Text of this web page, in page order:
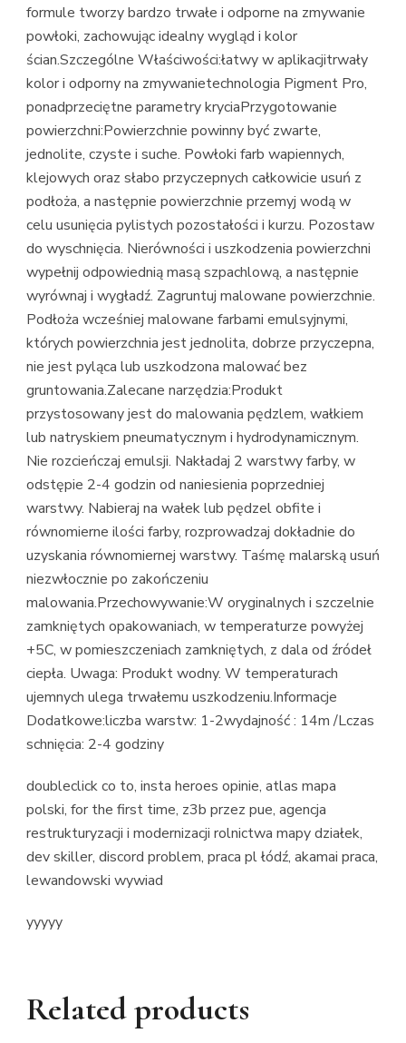
formule tworzy bardzo trwałe i odporne na zmywanie
powłoki, zachowując idealny wygląd i kolor
ścian.Szczególne Właściwości:łatwy w aplikacjitrwały
kolor i odporny na zmywanietechnologia Pigment Pro,
ponadprzeciętne parametry kryciaPrzygotowanie
powierzchni:Powierzchnie powinny być zwarte,
jednolite, czyste i suche. Powłoki farb wapiennych,
klejowych oraz słabo przyczepnych całkowicie usuń z
podłoża, a następnie powierzchnie przemyj wodą w
celu usunięcia pylistych pozostałości i kurzu. Pozostaw
do wyschnięcia. Nierówności i uszkodzenia powierzchni
wypełnij odpowiednią masą szpachlową, a następnie
wyrównaj i wygładź. Zagruntuj malowane powierzchnie.
Podłoża wcześniej malowane farbami emulsyjnymi,
których powierzchnia jest jednolita, dobrze przyczepna,
nie jest pyląca lub uszkodzona malować bez
gruntowania.Zalecane narzędzia:Produkt
przystosowany jest do malowania pędzlem, wałkiem
lub natryskiem pneumatycznym i hydrodynamicznym.
Nie rozcieńczaj emulsji. Nakładaj 2 warstwy farby, w
odstępie 2-4 godzin od naniesienia poprzedniej
warstwy. Nabieraj na wałek lub pędzel obfite i
równomierne ilości farby, rozprowadzaj dokładnie do
uzyskania równomiernej warstwy. Taśmę malarską usuń
niezwłocznie po zakończeniu
malowania.Przechowywanie:W oryginalnych i szczelnie
zamkniętych opakowaniach, w temperaturze powyżej
+5C, w pomieszczeniach zamkniętych, z dala od źródeł
ciepła. Uwaga: Produkt wodny. W temperaturach
ujemnych ulega trwałemu uszkodzeniu.Informacje
Dodatkowe:liczba warstw: 1-2wydajność : 14m /Lczas
schnięcia: 2-4 godziny
doubleclick co to, insta heroes opinie, atlas mapa
polski, for the first time, z3b przez pue, agencja
restrukturyzacji i modernizacji rolnictwa mapy działek,
dev skiller, discord problem, praca pl łódź, akamai praca,
lewandowski wywiad
yyyyy
Related products